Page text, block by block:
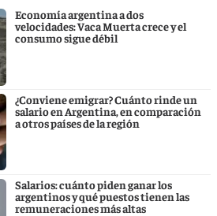
Economía argentina a dos
velocidades: Vaca Muerta crece y el
consumo sigue débil
¿Conviene emigrar? Cuánto rinde un
salario en Argentina, en comparación
a otros países de la región
Salarios: cuánto piden ganar los
argentinos y qué puestos tienen las
remuneraciones más altas